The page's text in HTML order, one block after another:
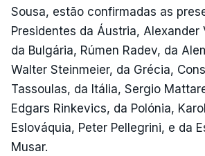
Sousa, estão confirmadas as
Presidentes da Áustria, Alexander
da Bulgária, Rúmen Radev, da
Walter Steinmeier, da Grécia,
Tassoulas, da Itália, Sergio
Edgars Rinkevics, da Polónia,
Eslováquia, Peter Pellegrini, e da
Musar.